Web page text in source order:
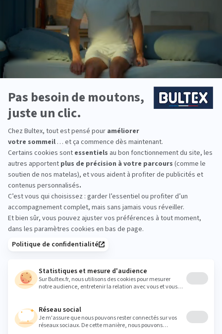
haute résilience se retrouve dans des collections
fiables et durables.
Chaque dormeur peut choisir sa fermeté : souple,
équilibrée ou ferme. En associant votre matelas au
sommier adapté, vous optimisez le soutien et la
respirabilité.
Pour équiper toute la famille, du lit principal à la
chambre d’amis en passant par les couchages
enfants, la gamme Bultex offre des solutions
*Marque la plus détenue : 18 599 personnes
interrogées de février 2019 à mars 2025. Institut
Iligo.
LA HALLE AU SOMMEIL
EMBRUN : essayez avant
d’acheter
Passez en magasin pour comparer les conforts en
conditions réelles. Allongez‑vous quelques minutes
sur plusieurs matelas et mesurez la différence de
soutien et d’accueil. C’est le meilleur moyen de
valider votre choix sereinement.
Lundi 09:30 - 12:00 14:00 - 19:00
Mercredi 09:30 - 12:00 14:00 - 19:00